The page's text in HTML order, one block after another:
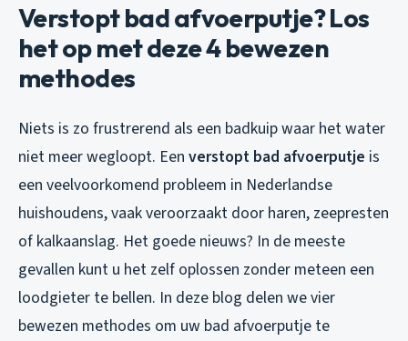
Verstopt bad afvoerputje? Los
het op met deze 4 bewezen
methodes
Niets is zo frustrerend als een badkuip waar het water
niet meer wegloopt. Een verstopt bad afvoerputje is
een veelvoorkomend probleem in Nederlandse
huishoudens, vaak veroorzaakt door haren, zeepresten
of kalkaanslag. Het goede nieuws? In de meeste
gevallen kunt u het zelf oplossen zonder meteen een
loodgieter te bellen. In deze blog delen we vier
bewezen methodes om uw bad afvoerputje te